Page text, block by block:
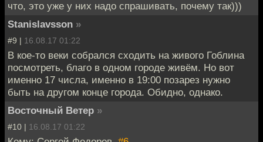
что, это уже у них надо спрашивать, почему так)))
Stanislavsson »
#9 | 16.08.17 01:22
В кое-то веки собрался сходить на живого Гоблина
посмотреть, благо в одном городе живём. Но вот
именно 17 числа, именно в 19:00 позарез нужно
быть на другом конце города. Обидно, однако.
Восточный Ветер »
#10 | 16.08.17 01:22